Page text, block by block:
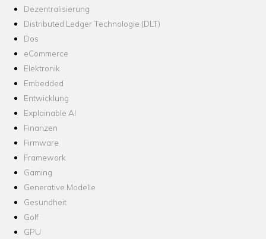
Dezentralisierung
Distributed Ledger Technologie (DLT)
Dos
eCommerce
Elektronik
Embedded
Entwicklung
Explainable AI
Finanzen
Firmware
Framework
Gaming
Generative Modelle
Gesundheit
Golf
GPU